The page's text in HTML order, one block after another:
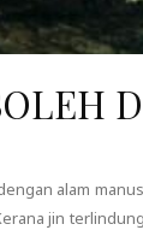
alam
jin